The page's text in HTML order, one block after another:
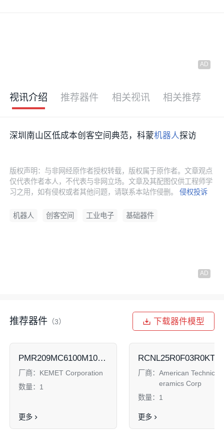
视讯介绍 推荐器件 相关视讯 相关推荐
深圳南山区低成本创客空间典范，科蒙机器人探访
版权声明：与非网经原作者授权转载，版权属于原作者。文章观点
仅代表作者本人，不代表与非网立场。文章及其配图仅供工程师学
习之用，如有侵权或者其他问题，请联系本站作侵删。侵权投诉
机器人 创客空间 工业电子 基础器件
推荐器件 （3） 下载器件模型
PMR209MC6100M100R30
厂商： KEMET Corporation
数量： 1
更多
RCNL25R0F03R0KTT
厂商： American Technical
eramics Corp
数量： 1
更多